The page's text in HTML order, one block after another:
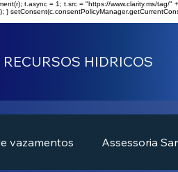
t.async = 1; t.src = "https://www.clarity.ms/
RECURSOS HIDRICOS
vazamentos Assessoria